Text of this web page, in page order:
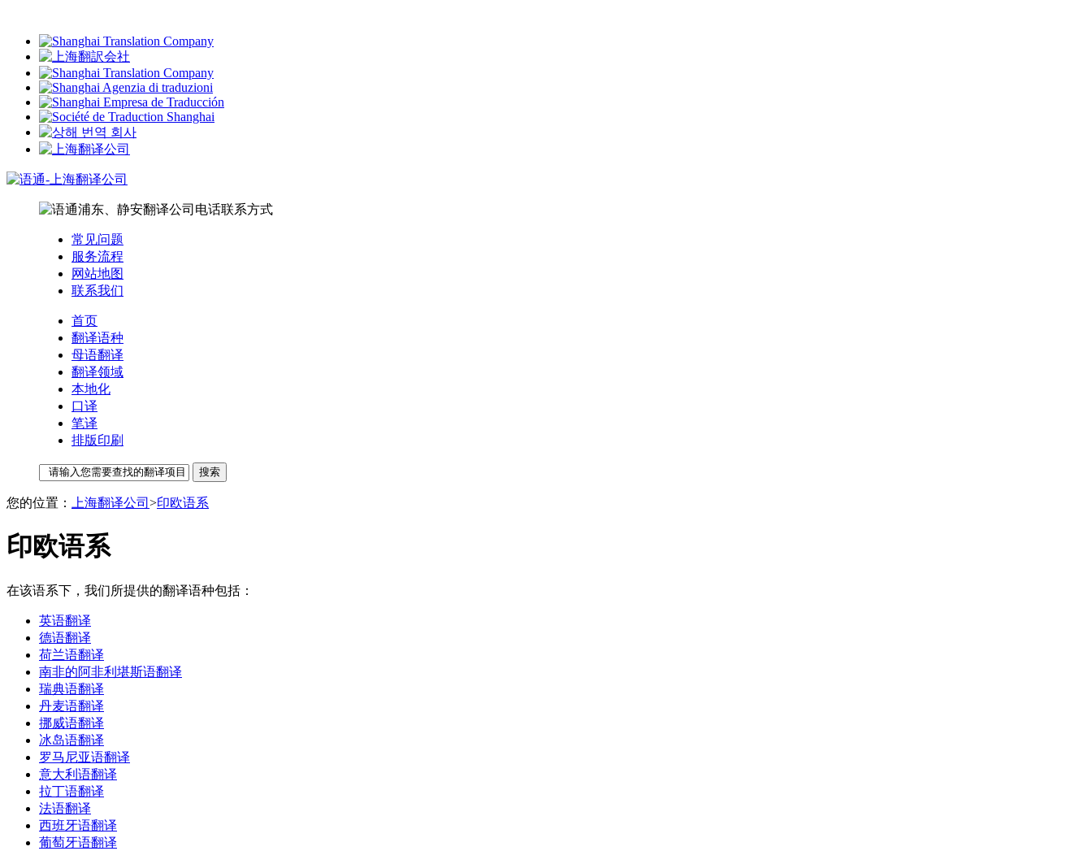
常见问题
服务流程
网站地图
联系我们
首页
翻译语种
母语翻译
翻译领域
本地化
口译
笔译
排版印刷
您的位置： 上海翻译公司 >印欧语系
印欧语系
在该语系下，我们所提供的翻译语种包括：
英语翻译
德语翻译
荷兰语翻译
南非的阿非利堪斯语翻译
瑞典语翻译
丹麦语翻译
挪威语翻译
冰岛语翻译
罗马尼亚语翻译
意大利语翻译
拉丁语翻译
法语翻译
西班牙语翻译
葡萄牙语翻译